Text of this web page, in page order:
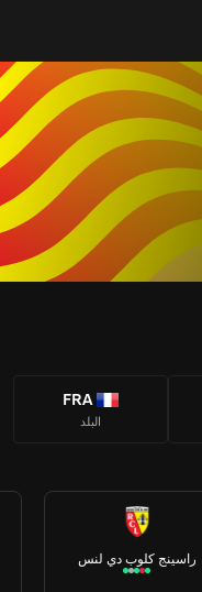
FRA
البلد
راسينج كلوب دي لنس